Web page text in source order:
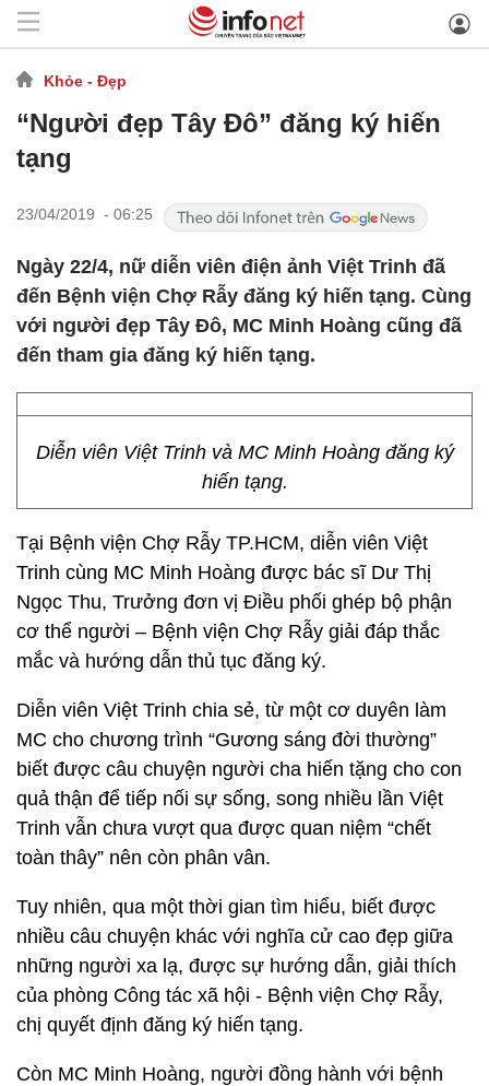
Khỏe - Đẹp
“Người đẹp Tây Đô” đăng ký hiến
tạng
23/04/2019 - 06:25
Ngày 22/4, nữ diễn viên điện ảnh Việt Trinh đã
đến Bệnh viện Chợ Rẫy đăng ký hiến tạng. Cùng
với người đẹp Tây Đô, MC Minh Hoàng cũng đã
đến tham gia đăng ký hiến tạng.
Diễn viên Việt Trinh và MC Minh Hoàng đăng ký
hiến tạng.
Tại Bệnh viện Chợ Rẫy TP.HCM, diễn viên Việt
Trinh cùng MC Minh Hoàng được bác sĩ Dư Thị
Ngọc Thu, Trưởng đơn vị Điều phối ghép bộ phận
cơ thể người – Bệnh viện Chợ Rẫy giải đáp thắc
mắc và hướng dẫn thủ tục đăng ký.
Diễn viên Việt Trinh chia sẻ, từ một cơ duyên làm
MC cho chương trình “Gương sáng đời thường”
biết được câu chuyện người cha hiến tặng cho con
quả thận để tiếp nối sự sống, song nhiều lần Việt
Trinh vẫn chưa vượt qua được quan niệm “chết
toàn thây” nên còn phân vân.
Tuy nhiên, qua một thời gian tìm hiểu, biết được
nhiều câu chuyện khác với nghĩa cử cao đẹp giữa
những người xa lạ, được sự hướng dẫn, giải thích
của phòng Công tác xã hội - Bệnh viện Chợ Rẫy,
chị quyết định đăng ký hiến tạng.
Còn MC Minh Hoàng, người đồng hành với bệnh